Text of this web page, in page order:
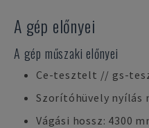
A gép előnyei
A gép műszaki előnyei
Ce-tesztelt // gs-
Szorítóhüvely nyílás
Vágási hossz: 4300